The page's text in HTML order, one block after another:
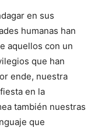
en sus
humanas han
aquellos con un
que han
ende, nuestra
en la
también nuestras
que